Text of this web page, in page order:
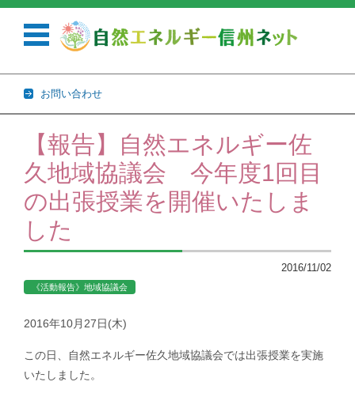
お問い合わせ
コンテンツに移動
【報告】自然エネルギー佐
久地域協議会 今年度1回目
の出張授業を開催いたしま
した
2016/11/02
《活動報告》地域協議会
2016年10月27日(木)
この日、自然エネルギー佐久地域協議会では出張授業を実施
いたしました。